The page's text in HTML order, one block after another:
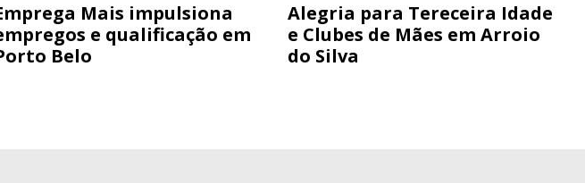
Mais impulsiona
e qualificação em
Belo
Alegria para Tereceira Idade
e Clubes de Mães em Arroio
do Silva